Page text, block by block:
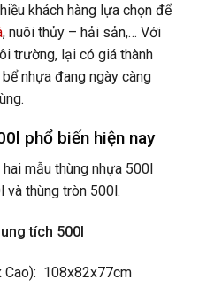
khách hàng lựa chọn để
, nuôi thủy – hải sản,… Với
trường, lại có giá thành
nhựa đang ngày càng
phổ biến hiện nay
mẫu thùng nhựa 500l
và thùng tròn 500l.
tích 500l
Cao): 108x82x77cm